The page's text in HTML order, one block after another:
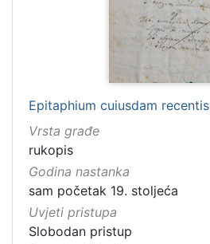
Epitaphium cuiusdam recentis
Vrsta građe
rukopis
Godina nastanka
sam početak 19. stoljeća
Uvjeti pristupa
Slobodan pristup